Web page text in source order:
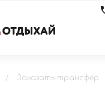
/ Заказать трансфер